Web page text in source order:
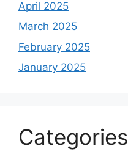
April 2025
March 2025
February 2025
January 2025
Categories